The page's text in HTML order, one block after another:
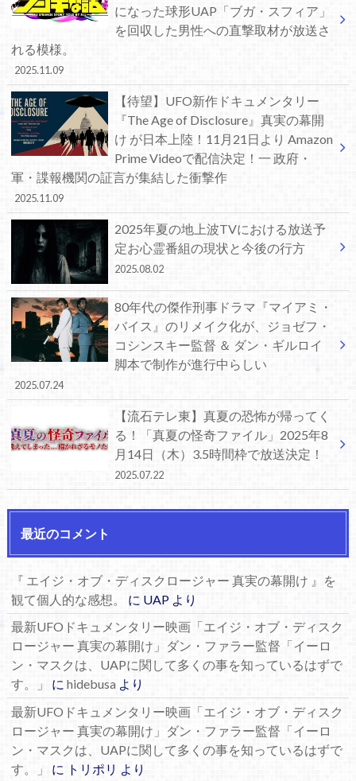
になった球形UAP「ブガ・スフィア」
を回収した男性への直撃取材が放送さ
れる模様。
2025.11.09
【待望】UFO新作ドキュメンタリー
『The Age of Disclosure』真実の幕開
け が日本上陸！11月21日より Amazon
Prime Videoで配信決定！一 政府・
軍・諜報機関の証言が集結した衝撃作
2025.11.09
2025年夏の地上波TVにおける放送予
定お心霊番組の現状と今後の行方
2025.08.02
80年代の傑作刑事ドラマ『マイアミ・
バイス』のリメイク化が、ジョゼフ・
コシンスキー監督 ＆ ダン・ギルロイ
脚本で制作が進行中らしい
2025.07.24
【流石テレ東】真夏の恐怖が帰ってく
る！「真夏の怪奇ファイル」2025年8
月14日（木）3.5時間枠で放送決定！
2025.07.22
最近のコメント
『 エイジ・オブ・ディスクロージャー 真実の幕開け 』を
観て個人的な感想。
に UAPより
最新UFOドキュメンタリー映画「エイジ・オブ・ディスク
ロージャー 真実の幕開け」ダン・ファラー監督「イーロ
ン・マスクは、UAPに関して多くの事を知っているはずで
す。」
に hidebusaより
最新UFOドキュメンタリー映画「エイジ・オブ・ディスク
ロージャー 真実の幕開け」ダン・ファラー監督「イーロ
ン・マスクは、UAPに関して多くの事を知っているはずで
す。」
に トリポリ より